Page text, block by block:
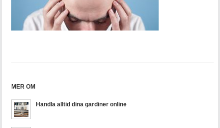
MER OM
Handla alltid dina gardiner online